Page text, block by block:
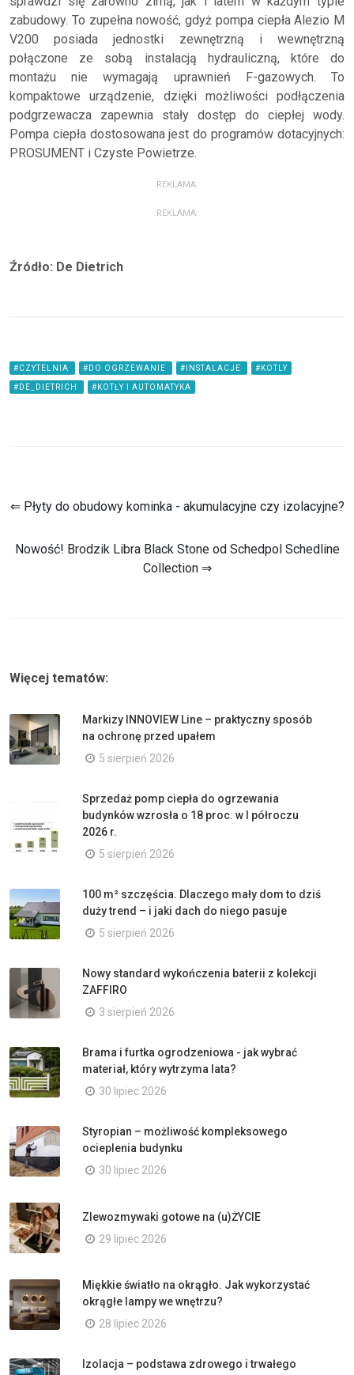
zabudowy. To zupełna nowość, gdyż pompa ciepła Alezio M
V200 posiada jednostki zewnętrzną i wewnętrzną
połączone ze sobą instalacją hydrauliczną, które do
montażu nie wymagają uprawnień F-gazowych. To
kompaktowe urządzenie, dzięki możliwości podłączenia
podgrzewacza zapewnia stały dostęp do ciepłej wody.
Pompa ciepła dostosowana jest do programów dotacyjnych:
PROSUMENT i Czyste Powietrze.
REKLAMA:
REKLAMA:
Źródło: De Dietrich
#CZYTELNIA #DO OGRZEWANIE #INSTALACJE #KOTLY
#DE_DIETRICH #KOTŁY I AUTOMATYKA
⇐ Płyty do obudowy kominka - akumulacyjne czy izolacyjne?
Nowość! Brodzik Libra Black Stone od Schedpol Schedline
Collection ⇒
Więcej tematów:
Markizy INNOVIEW Line – praktyczny sposób
na ochronę przed upałem
5 sierpień 2026
Sprzedaż pomp ciepła do ogrzewania
budynków wzrosła o 18 proc. w I półroczu
2026 r.
5 sierpień 2026
100 m² szczęścia. Dlaczego mały dom to dziś
duży trend – i jaki dach do niego pasuje
5 sierpień 2026
Nowy standard wykończenia baterii z kolekcji
ZAFFIRO
3 sierpień 2026
Brama i furtka ogrodzeniowa - jak wybrać
materiał, który wytrzyma lata?
30 lipiec 2026
Styropian – możliwość kompleksowego
ocieplenia budynku
30 lipiec 2026
Zlewozmywaki gotowe na (u)ŻYCIE
29 lipiec 2026
Miękkie światło na okrągło. Jak wykorzystać
okrągłe lampy we wnętrzu?
28 lipiec 2026
Izolacja – podstawa zdrowego i trwałego